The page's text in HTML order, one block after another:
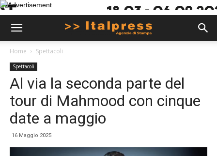
Home Spettacoli
Spettacoli
Al via la seconda parte del
tour di Mahmood con cinque
date a maggio
16 Maggio 2025